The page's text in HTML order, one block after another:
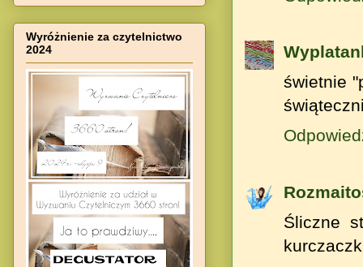
świetnie
Śliczne
Wyróżnienie za czytelnictwo
2024